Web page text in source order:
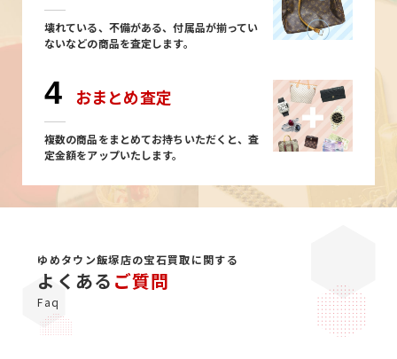
壊れている、不備がある、付属品が揃ってい
ないなどの商品を査定します。
4 おまとめ査定
複数の商品をまとめてお持ちいただくと、査
定金額をアップいたします。
ゆめタウン飯塚店の宝石買取に関する
よくある ご質問
Faq